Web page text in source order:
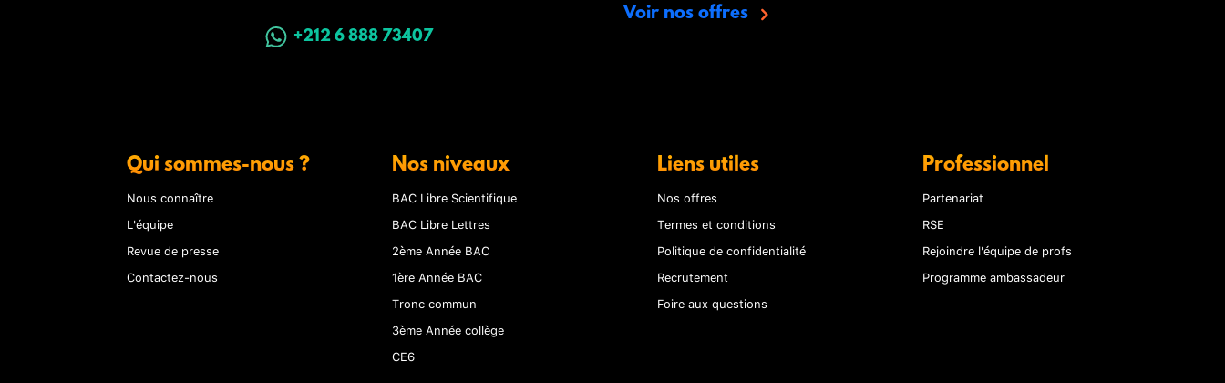
+212 6 888 73407
Voir nos offres
Qui sommes-nous ?
Nous connaître
L'équipe
Revue de presse
Contactez-nous
Nos niveaux
BAC Libre Scientifique
BAC Libre Lettres
2ème Année BAC
1ère Année BAC
Tronc commun
3ème Année collège
CE6
Liens utiles
Nos offres
Termes et conditions
Politique de confidentialité
Recrutement
Foire aux questions
Professionnel
Partenariat
RSE
Rejoindre l'équipe de profs
Programme ambassadeur